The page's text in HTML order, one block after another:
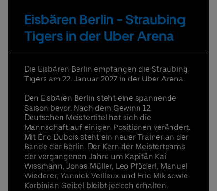
Uber Platz
Partner
Datenschutzbestimmungen
Eisbären Berlin - Straubing
Tigers in der Uber Arena
Die Eisbären Berlin empfangen die Straubing
Tigers am 22. Januar 2027 in der Uber Arena.
Den Eisbären Berlin steht eine spannende
Saison bevor. Nach dem Gewinn 12.
Deutschen Meistertitel hat sich die
Mannschaft auf einigen Positionen verändert.
Mit Éric Dubois steht ein neuer Trainer an der
Bande der Berlin. Der Kern der Meisterteams
der vergangenen Jahre um Kapitän Kai
Wissmann, Jonas Müller, Leo Pföderl, Manuel
Wiederer, Yannick Veilleux und Eric Mik sowie
Korbinian Geibel bleibt jedoch erhalten.